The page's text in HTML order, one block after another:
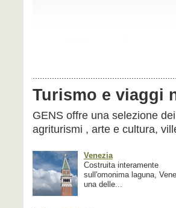
Turismo e viaggi
GENS offre una selezione
agriturismi , arte e cultura,
Venezia
Costruita interamente
sull'omonima laguna,
una delle...